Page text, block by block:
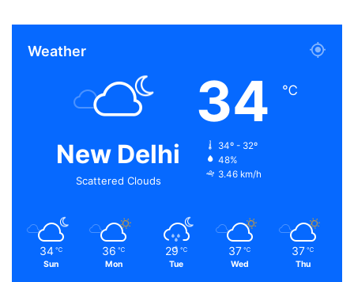
Weather
New Delhi
Scattered Clouds
34 ℃
34º - 32º
48%
3.46 km/h
34 ℃
Sun
36 ℃
Mon
29 ℃
Tue
37 ℃
Wed
37 ℃
Thu